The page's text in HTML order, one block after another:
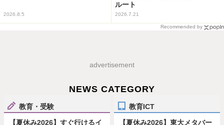
2026.8.5
ルート
2026.7.21
Recommended by
advertisement
NEWS CATEGORY
教育・受験
【夏休み2026】すぐ行けるイ
教育ICT
【夏休み2026】東大メタバー